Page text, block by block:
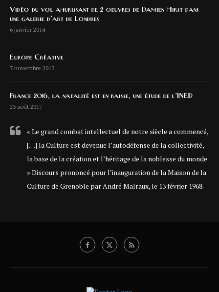
Vidéo du vol ahurissant de 2 oeuvres de Damien Hirst dans
une galerie d’art de Londres
6 janvier 2014
Europe Créative
7 novembre 2013
France 2016, la natalité est en baisse, une étude de l’INED
23 août 2017
« Le grand combat intellectuel de notre siècle a commencé,
[…] la Culture est devenue l’autodéfense de la collectivité,
la base de la création et l’héritage de la noblesse du monde
» Discours prononcé pour l’inauguration de la Maison de la
Culture de Grenoble par André Malraux, le 13 février 1968.